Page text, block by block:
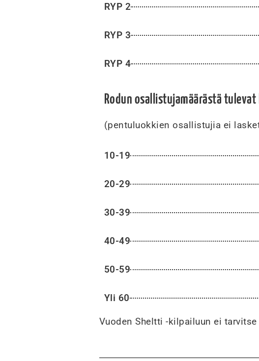
RYP 2
RYP 3
RYP 4
Rodun osallistujamäärästä
(pentuluokkien osallistujia ei
10-19
20-29
30-39
40-49
50-59
Yli 60
Vuoden Sheltti -kilpailuun ei